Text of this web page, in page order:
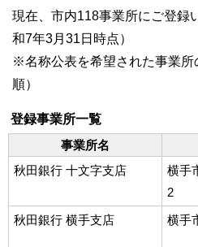
現在、市内118事業所にご登録
和7年3月31日時点）
※名称公表を希望された事業
順）
登録事業所一覧
事業所名
秋田銀行 十文字支店
横手
2
秋田銀行 横手支店
横手